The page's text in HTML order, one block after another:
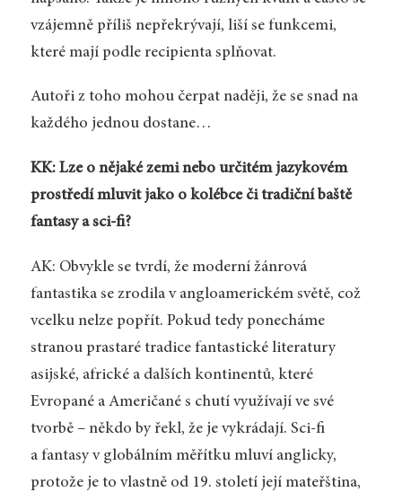
vzájemně příliš nepřekrývají, liší se funkcemi,
které mají podle recipienta splňovat.
Autoři z toho mohou čerpat naději, že se snad na
každého jednou dostane…
KK: Lze o nějaké zemi nebo určitém jazykovém
prostředí mluvit jako o kolébce či tradiční baště
fantasy a sci-fi?
AK: Obvykle se tvrdí, že moderní žánrová
fantastika se zrodila v angloamerickém světě, což
vcelku nelze popřít. Pokud tedy ponecháme
stranou prastaré tradice fantastické literatury
asijské, africké a dalších kontinentů, které
Evropané a Američané s chutí využívají ve své
tvorbě – někdo by řekl, že je vykrádají. Sci-fi
a fantasy v globálním měřítku mluví anglicky,
protože je to vlastně od 19. století její mateřština,